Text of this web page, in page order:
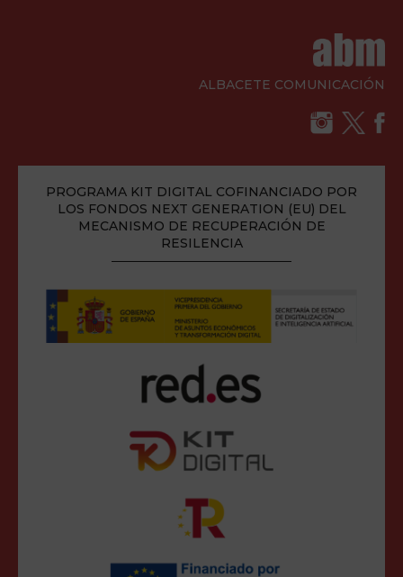
ALBACETE COMUNICACIÓN
PROGRAMA KIT DIGITAL COFINANCIADO POR
LOS FONDOS NEXT GENERATION (EU) DEL
MECANISMO DE RECUPERACIÓN DE
RESILENCIA